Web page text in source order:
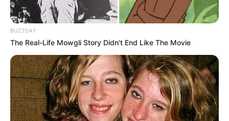
Αφαίρεση εμφυτεύματος και βιοτσιπ από
τις δυνάμεις του φωτός
Κυριακή, 2 Οκτωβρίου 2022, 14:20
Αφαίρεση εμφυτεύματος και βιοτσιπ από...
BUZZDAY
The Real-Life Mowgli Story Didn't End Like The Movie